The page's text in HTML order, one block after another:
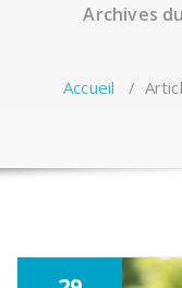
Archives
Accueil /